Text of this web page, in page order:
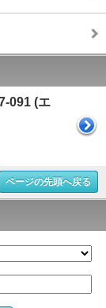
091 (エ
ページの先頭へ戻る